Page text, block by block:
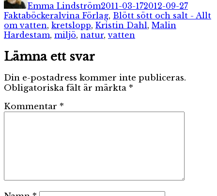
Emma Lindström2011-03-172012-09-27
FaktaböckerEtiketter
alvina Förlag, Blött sött och salt - Allt
om vatten, kretslopp, Kristin Dahl, Malin
Hardestam, miljö, natur,vatten
Lämna ett svar
Din e-postadress kommer inte publiceras.
Obligatoriska fält är märkta *
Kommentar *